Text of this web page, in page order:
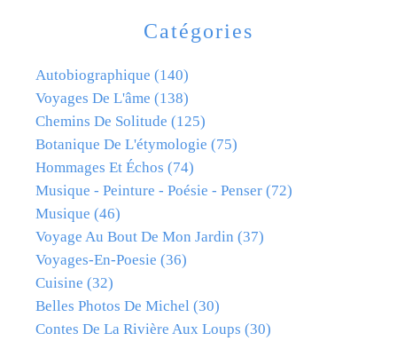
Catégories
Autobiographique (140)
Voyages De L'âme (138)
Chemins De Solitude (125)
Botanique De L'étymologie (75)
Hommages Et Échos (74)
Musique - Peinture - Poésie - Penser (72)
Musique (46)
Voyage Au Bout De Mon Jardin (37)
Voyages-En-Poesie (36)
Cuisine (32)
Belles Photos De Michel (30)
Contes De La Rivière Aux Loups (30)